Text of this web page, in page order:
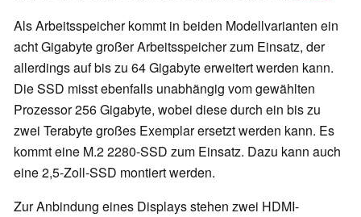
Als Arbeitsspeicher kommt in beiden Modellvarianten ein
acht Gigabyte großer Arbeitsspeicher zum Einsatz, der
allerdings auf bis zu 64 Gigabyte erweitert werden kann.
Die SSD misst ebenfalls unabhängig vom gewählten
Prozessor 256 Gigabyte, wobei diese durch ein bis zu
zwei Terabyte großes Exemplar ersetzt werden kann. Es
kommt eine M.2 2280-SSD zum Einsatz. Dazu kann auch
eine 2,5-Zoll-SSD montiert werden.
Zur Anbindung eines Displays stehen zwei HDMI-